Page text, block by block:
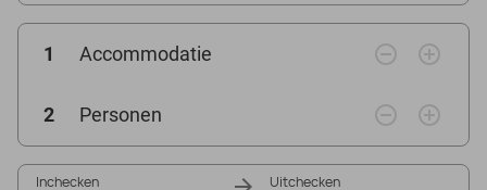
1 Accommodatie remove_circle_outline add_circle_outline
2 Personen remove_circle_outline add_circle_outline
Inchecken Uitchecken